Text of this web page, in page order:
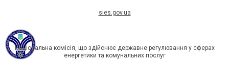
sies.gov.ua
Національна комісія, що здійснює державне регулювання у сферах
енергетики та комунальних послуг